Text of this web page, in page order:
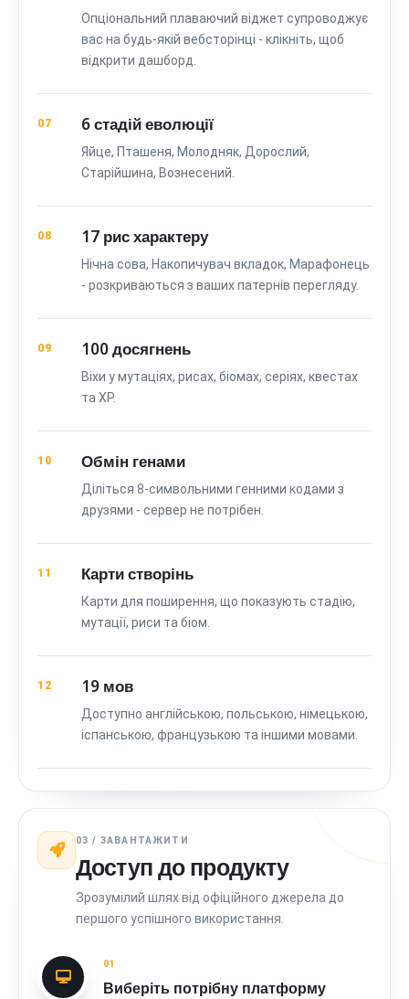
Опціональний плаваючий віджет супроводжує
вас на будь-якій вебсторінці - клікніть, щоб
відкрити дашборд.
07 6 стадій еволюції
Яйце, Пташеня, Молодняк, Дорослий,
Старійшина, Вознесений.
08 17 рис характеру
Нічна сова, Накопичувач вкладок, Марафонець
- розкриваються з ваших патернів перегляду.
09 100 досягнень
Віхи у мутаціях, рисах, біомах, серіях, квестах
та XP.
10 Обмін генами
Діліться 8-символьними генними кодами з
друзями - сервер не потрібен.
11 Карти створінь
Карти для поширення, що показують стадію,
мутації, риси та біом.
12 19 мов
Доступно англійською, польською, німецькою,
іспанською, французькою та іншими мовами.
03 / ЗАВАНТАЖИТИ
Доступ до продукту
Зрозумілий шлях від офіційного джерела до
першого успішного використання.
01
Виберіть потрібну платформу